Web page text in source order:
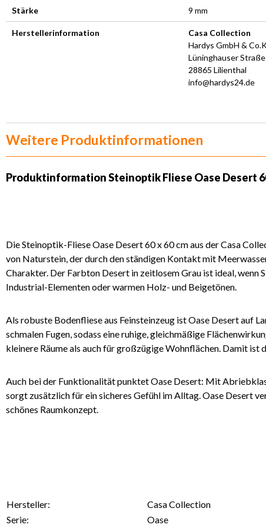
Stärke 9 mm
Herstellerinformation
Casa Collection
Hardys GmbH &
Lüninghauser Straße
28865 Lilienthal
info@hardys24.de
Weitere Produktinformationen
Produktinformation Steinoptik Fliese Oase Desert
Die Steinoptik-Fliese Oase Desert 60 x 60 cm aus der Casa
von Naturstein, der durch den ständigen Kontakt mit
Charakter. Der Farbton Desert in zeitlosem Grau ist ideal, wenn
Industrial-Elementen oder warmen Holz- und Beigetönen.
Als robuste Bodenfliese aus Feinsteinzeug ist Oase Desert auf
schmalen Fugen, sodass eine ruhige, gleichmäßige
kleinere Räume als auch für großzügige Wohnflächen. Damit ist
Auch bei der Funktionalität punktet Oase Desert: Mit
sorgt zusätzlich für ein sicheres Gefühl im Alltag. Oase Desert
schönes Raumkonzept.
Hersteller:
Casa Collection
Serie:
Oase